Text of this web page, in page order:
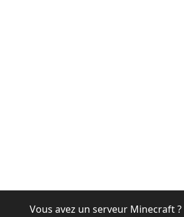
Vous avez un serveur Minecraft ?